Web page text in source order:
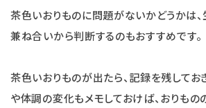
茶色いおりものに問題がないかどうかは
兼ね合いから判断するのもおすすめです。
茶色いおりものが出たら、記録を残してお
や体調の変化もメモしておけば、おりも